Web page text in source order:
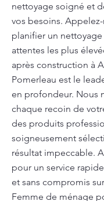
nettoyage soigné et
vos besoins.
planifier un
attentes les plus
après construction à
Pomerleau est le
en profondeur. Nous
chaque recoin de
des produits
soigneusement
résultat impeccable.
pour un service
et sans compromis
Femme de ménage